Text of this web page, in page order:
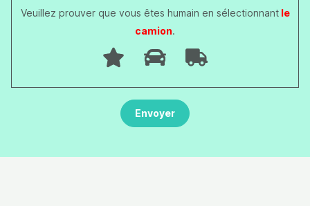
Veuillez prouver que vous êtes humain en sélectionnantle
camion.